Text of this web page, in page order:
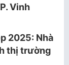
Vinh
2025: Nhà
thị trường